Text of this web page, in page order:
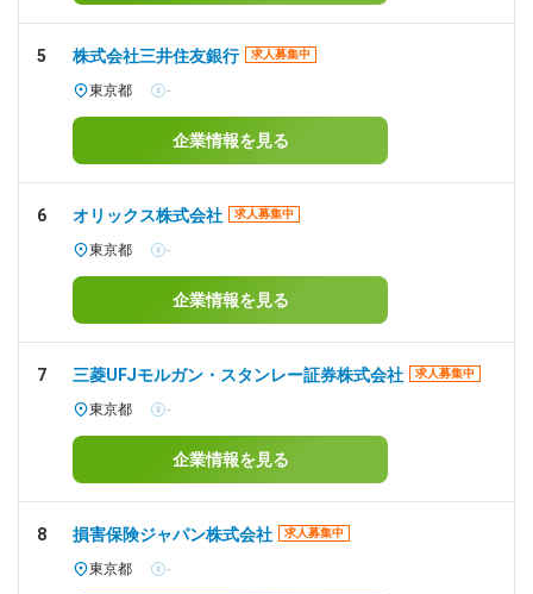
5 株式会社三井住友銀行 求人募集中
東京都 -
企業情報を見る
6 オリックス株式会社 求人募集中
東京都 -
企業情報を見る
7 三菱UFJモルガン・スタンレー証券株式会社 求人募集中
東京都 -
企業情報を見る
8 損害保険ジャパン株式会社 求人募集中
東京都 -